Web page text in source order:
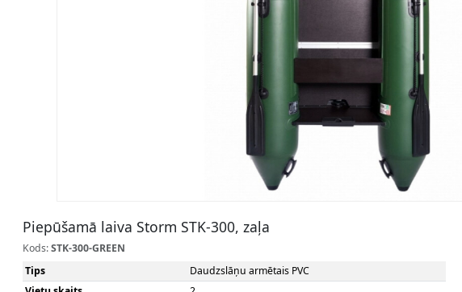
Piepūšamā laiva Storm STK-300, zaļa
Kods:STK-300-GREEN
Tips
Daudzslāņu armētais PVC